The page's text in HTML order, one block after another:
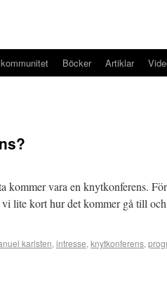
Böcker Artiklar
vara en knytkonferens.
lite kort hur det kommer gå till
karlsten, intresse, knytkonferens,